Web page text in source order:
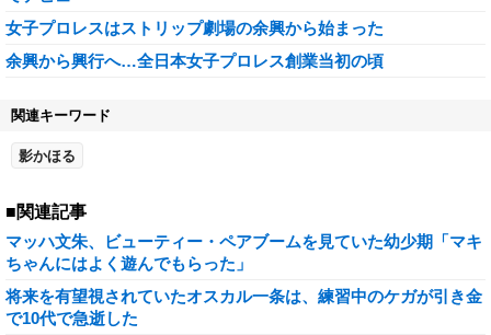
女子プロレスはストリップ劇場の余興から始まった
余興から興行へ…全日本女子プロレス創業当初の頃
関連キーワード
影かほる
■関連記事
マッハ文朱、ビューティー・ペアブームを見ていた幼少期「マキ
ちゃんにはよく遊んでもらった」
将来を有望視されていたオスカル一条は、練習中のケガが引き金
で10代で急逝した